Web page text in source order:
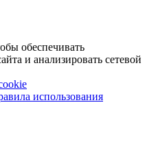
обеспечивать
и анализировать сетевой
использования